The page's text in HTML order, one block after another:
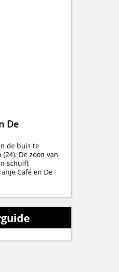
De
de buis te
De zoon van
schuift
Café en De